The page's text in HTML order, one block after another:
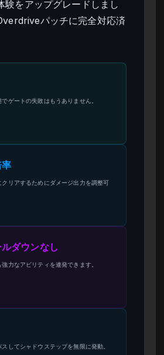
験をアップグレードしまし
パッチに完全対応済
ゲートの失敗はもうありません。
クリアするためにダメージ出力を調整可
ダウンなし
力なアビリティを連発できます。
してシャドウステップを無限に発動。